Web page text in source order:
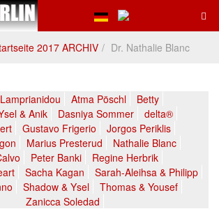
2017 ARCHIV Dr. Nathalie Blanc
Atma Pöschl
Betty
& Anik
Dasniya Sommer
delta®
Gustavo Frigerio
Jorgos Periklis
Marius Presterud
Nathalie Blanc
Peter Banki
Regine Herbrik
Sacha Kagan
Sarah-Aleihsa & Philipp
Shadow & Ysel
Thomas & Yousef
Zanicca Soledad